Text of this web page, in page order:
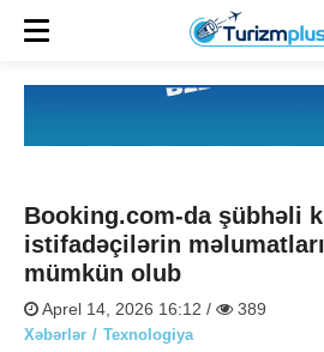
Booking.com-da şübhəli
istifadəçilərin
mümkün olub
Aprel 14, 2026 16:12 / 389
Xəbərlər Texnologiya